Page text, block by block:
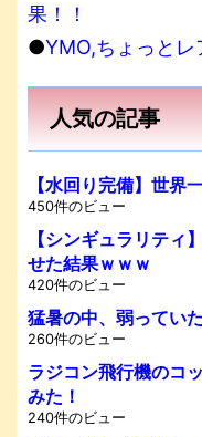
果！！
●YMO,ちょっと
人気の記事
【水回り完備】世界
450件のビュー
【シンギュラリティ
せた結果ｗｗｗ
420件のビュー
猛暑の中、弱ってい
260件のビュー
ラジコン飛行機のコ
みた！
240件のビュー